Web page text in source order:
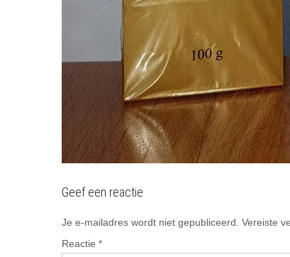
Geef een reactie
Je e-mailadres wordt niet gepubliceerd. Vereiste
Reactie *